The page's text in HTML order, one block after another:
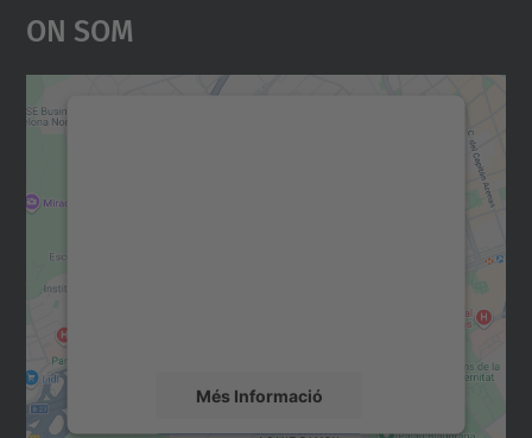
On Som
Més Informació